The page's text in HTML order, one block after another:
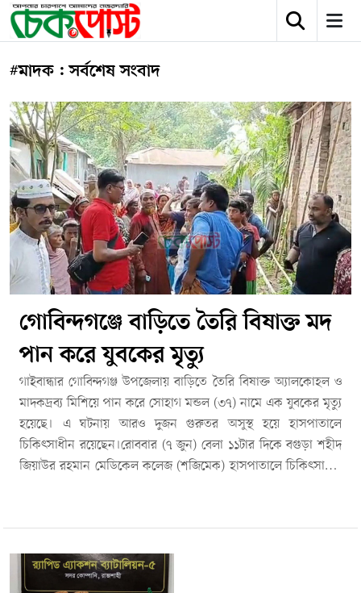
#মাদক : সর্বশেষ সংবাদ
গোবিন্দগঞ্জে বাড়িতে তৈরি বিষাক্ত মদ
পান করে যুবকের মৃত্যু
গাইবান্ধার গোবিন্দগঞ্জ উপজেলায় বাড়িতে তৈরি বিষাক্ত অ্যালকোহল ও
মাদকদ্রব্য মিশিয়ে পান করে সোহাগ মন্ডল (৩৭) নামে এক যুবকের মৃত্যু
হয়েছে। এ ঘটনায় আরও দুজন গুরুতর অসুস্থ হয়ে হাসপাতালে
চিকিৎসাধীন রয়েছেন।রোববার (৭ জুন) বেলা ১১টার দিকে বগুড়া শহীদ
জিয়াউর রহমান মেডিকেল কলেজ (শজিমেক) হাসপাতালে চিকিৎসাধীন
উপজেলার সাপমারা ইউনিয়নের তরফকামাল গ্রামের বাসিন্দা।স্থানীয়
সূত্রে জানা যায়, শনিবার তরফকামাল গ্রামের সোহাগ মন্ডল, তার ভাই
সৈকত মন্ডল এবং একই গ্রামের মজিবর রহমান মিলে অ্যালকোহল,